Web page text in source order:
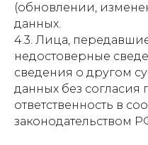
(обновлении,
данных.
4.3. Лица,
недостоверные
сведения о другом
данных без согласия
ответственность в
законодательством